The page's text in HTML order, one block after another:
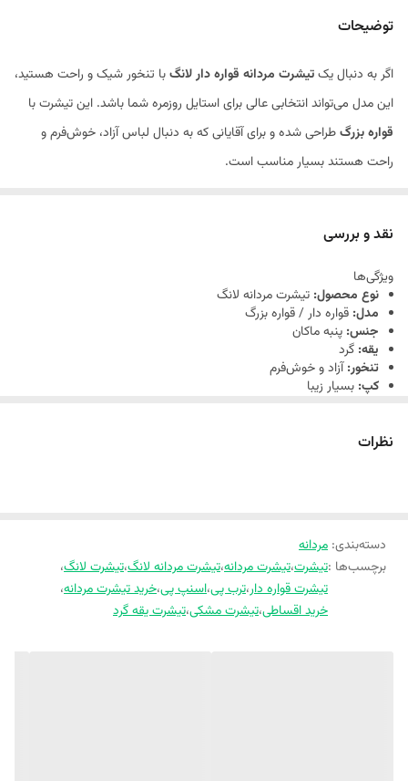
توضیحات
اگر به دنبال یکتیشرت مردانه قواره دار لانگبا تنخور شیک و راحت هستید،
این مدل می‌تواند انتخابی عالی برای استایل روزمره شما باشد. این تیشرت با
قواره بزرگطراحی شده و برای آقایانی که به دنبال لباس آزاد، خوش‌فرم و
راحت هستند بسیار مناسب است.
جذاب و امروزی نیز داشته باشد.
این مدل درسه سایز L، XL و 2XL
افراد با اندام درشت و علاقه‌مندان به استایل آزاد بسیار مناسب است.
همچنین این تیشرت دردو رنگ سفید شیری و مشکی
به‌راحتی با انواع شلوار جین، اسلش و استایل اسپرت ست می‌شود.
نقد و بررسی
ویژگی‌ها
نوع محصول: تیشرت مردانه لانگ
مدل: قواره دار / قواره بزرگ
جنس: پنبه ماکان
یقه: گرد
تنخور:آزاد و خوش‌فرم
کپ: بسیار زیبا
مناسب سایز:
نظرات
دسته‌بندی: مردانه
برچسب‌ها :تیشرت،تیشرت مردانه،تیشرت مردانه لانگ،تیشرت لانگ،
تیشرت قواره دار،ترب پی،اسنپ پی،خرید تیشرت مردانه،
خرید اقساطی،تیشرت مشکی،تیشرت یقه گرد